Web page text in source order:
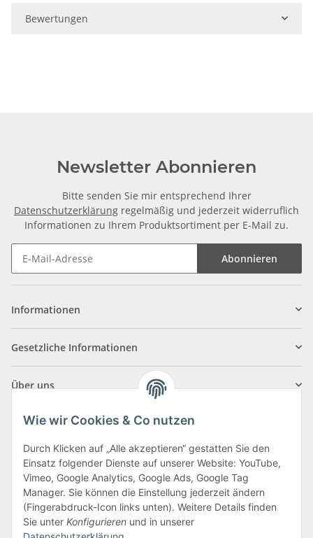
Bewertungen
Newsletter Abonnieren
Bitte senden Sie mir entsprechend Ihrer
Datenschutzerklärung regelmäßig und jederzeit widerruflich
Informationen zu Ihrem Produktsortiment per E-Mail zu.
Abonnieren
Informationen
Gesetzliche Informationen
Über uns
Klagenfurter Straße 29
9556 Liebenfels
Montag bis Donnerstag: 8:00 bis 16:30 Uhr
Freitag: 8:00 bis 12:00 Uhr
Wie wir Cookies & Co nutzen
Durch Klicken auf „Alle akzeptieren“ gestatten Sie den
Einsatz folgender Dienste auf unserer Website: YouTube,
Vimeo, Google Analytics, Google Ads, Google Tag
Manager. Sie können die Einstellung jederzeit ändern
(Fingerabdruck-Icon links unten). Weitere Details finden
Sie unter Konfigurieren und in unserer